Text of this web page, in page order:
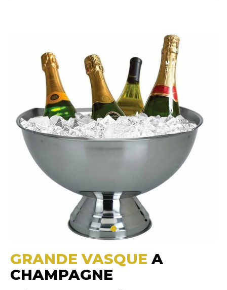
GRANDE VASQUE A
CHAMPAGNE